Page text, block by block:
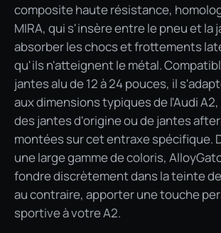
composite haute résistance,
MIRA, qui s'insère entre le pneu et la
absorber les chocs et frottements
qu'ils n'atteignent le métal.
jantes alu de 12 à 24 pouces, il
aux dimensions typiques de l'Audi
des jantes d'origine ou de jantes
montées sur cet entraxe spécifique.
une large gamme de coloris,
fondre discrètement dans la teinte
au contraire, apporter une touche
sportive à votre A2.